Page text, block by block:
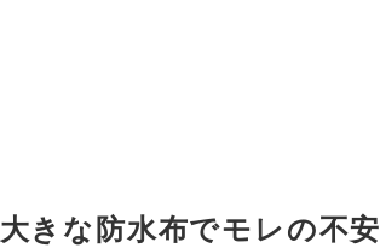
大きな防水布でモレの不